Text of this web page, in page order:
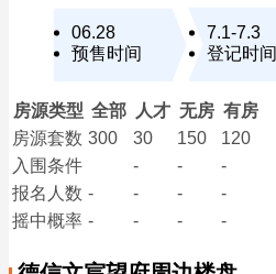
06.28
预售时间
7.1-7.3
登记时间
房源类型 全部 人才 无房 有房
房源套数 300 30 150
120
入围条件
- -
-
报名 人数 - - -
-
摇中概率 - - - -